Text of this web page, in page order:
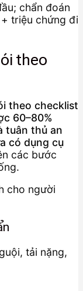
chẩn đoán
triệu chứng đi
theo
theo checklist
60–80%
tuân thủ an
có dụng cụ
các bước
cho người
tải nặng,